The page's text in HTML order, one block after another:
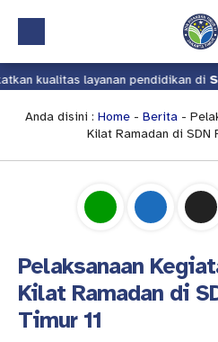
Beranda
Profil
Pindah Sekolah
UKS
layanan pendidikan diSDN
Anda disini : Home - Berita -
Kilat Ramadan di SDN
Pelaksanaan
Kilat Ramadan di
Timur 11